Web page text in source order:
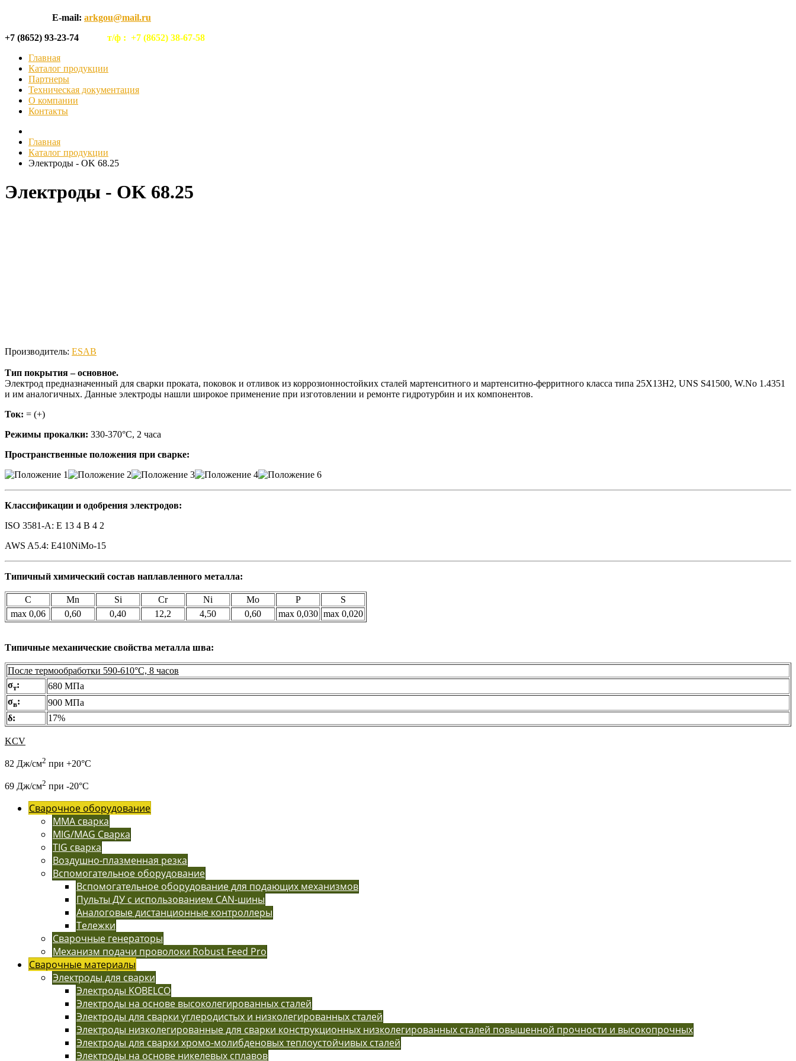
E-mail: arkgou@mail.ru
+7 (8652) 93-23-74 т/ф : +7 (8652) 38-67-58
Главная
Каталог продукции
Партнеры
Техническая документация
О компании
Контакты
Главная
Каталог продукции
Электроды - OK 68.25
Электроды - OK 68.25
Производитель: ESAB
Тип покрытия – основное.
Электрод предназначенный для сварки проката, поковок и отливок из коррозионностойких сталей мартенситного и мартенситно-ферритного класса типа 25Х13Н2, UNS S41500, W.No 1.4351
и им аналогичных. Данные электроды нашли широкое применение при изготовлении и ремонте гидротурбин и их компонентов.
Ток: = (+)
Режимы прокалки: 330-370°С, 2 часа
Пространственные положения при сварке:
Классификации и одобрения электродов:
ISO 3581-A: E 13 4 B 4 2
AWS A5.4: E410NiMo-15
Типичный химический состав наплавленного металла:
C Mn Si Cr Ni Mo P
S
max 0,06
0,60 0,40 12,2 4,50 0,60 max 0,030 max 0,020
Типичные механические свойства металла шва:
После термообработки 590-610°С, 8 часов
σт:
680 МПа
σв:
900 МПа
δ:
17%
KCV
82 Дж/см2 при +20°С
69 Дж/см2 при -20°С
Сварочное оборудование
MMA сварка
MIG/MAG Сварка
TIG сварка
Воздушно-плазменная резка
Вспомогательное оборудование
Вспомогательное оборудование для подающих механизмов
Пульты ДУ с использованием CAN-шины
Аналоговые дистанционные контроллеры
Тележки
Сварочные генераторы
Механизм подачи проволоки Robust Feed Pro
Сварочные материалы
Электроды для сварки
Электроды KOBELCO
Электроды на основе высоколегированных сталей
Электроды для сварки углеродистых и низколегированных сталей
Электроды низколегированные для сварки конструкционных низколегированных сталей повышенной прочности и высокопрочных
Электроды для сварки хромо-молибденовых теплоустойчивых сталей
Электроды на основе никелевых сплавов